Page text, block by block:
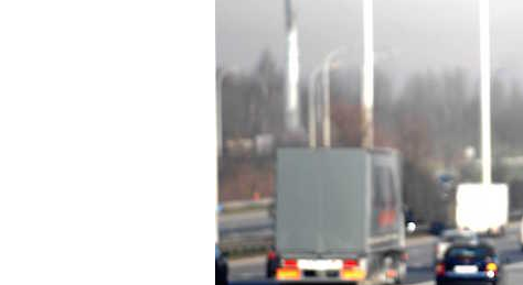
Hantavirus : un cas
détecté chez un touriste
en France
Mortalité infantile : un
rapport s’interroge sur
son taux élevé en France